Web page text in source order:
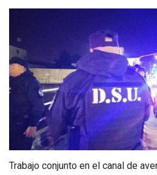
Trabajo conjunto en el canal de